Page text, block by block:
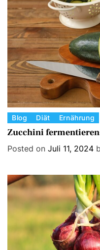
i
e
s
C
a
o
Blog Diät Ernährung
Zucchini
Posted on Juli 11, 2024